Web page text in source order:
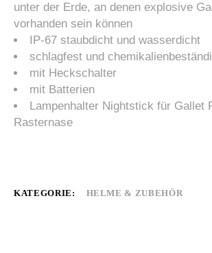
unter der Erde, an denen explosive
vorhanden sein können
IP-67 staubdicht und wasserdicht
schlagfest und
mit Heckschalter
mit Batterien
Lampenhalter Nightstick für Gallet
Rasternase
KATEGORIE: HELME & ZUBEHÖR